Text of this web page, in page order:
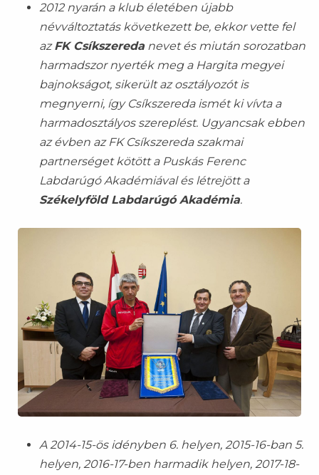
2012 nyarán a klub életében újabb
névváltoztatás következett be, ekkor vette fel
azFK Csíkszeredanevet és miután sorozatban
harmadszor nyerték meg a Hargita megyei
bajnokságot, sikerült az osztályozót is
megnyerni, így Csíkszereda ismét ki vívta a
harmadosztályos szereplést. Ugyancsak ebben
az évben az FK Csíkszereda szakmai
partnerséget kötött a Puskás Ferenc
Labdarúgó Akadémiával és létrejött a
Székelyföld Labdarúgó Akadémia.
A 2014-15-ös idényben 6. helyen, 2015-16-ban 5.
helyen, 2016-17-ben harmadik helyen, 2017-18-